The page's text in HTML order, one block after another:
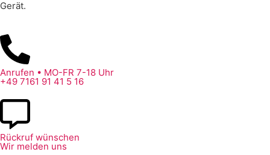
Gerät.
Anrufen • MO-FR 7-18 Uhr
+49 7161 91 41 5 16
Rückruf wünschen
Wir melden uns